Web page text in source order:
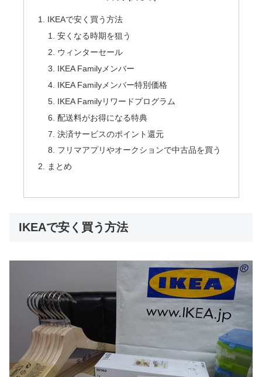
IKEAで安く買う方法
安くなる時期を狙う
ウィンターセール
IKEA Familyメンバー
IKEA Familyメンバー特別価格
IKEA Familyリワードプログラム
配送料がお得になる特典
決済サービスのポイント還元
フリマアプリやオークションで中古品を買う
まとめ
IKEAで安く買う方法